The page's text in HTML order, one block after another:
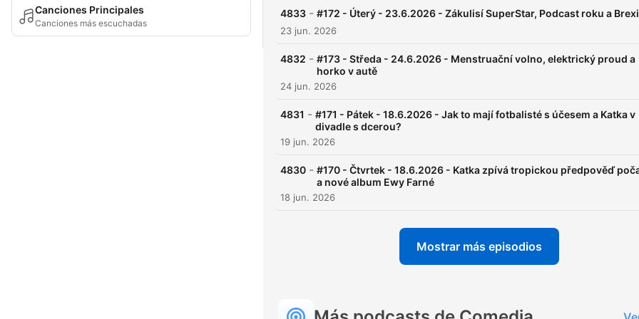
Canciones Principales
Canciones más escuchadas
4833 - #172 - Úterý - 23.6.2026 - Zákulisí SuperStar, Podcast roku a
23 jun. 2026
4832 - #173 - Středa - 24.6.2026 - Menstruační volno, elektrický proud a
horko v autě
24 jun. 2026
4831 - #171 - Pátek - 18.6.2026 - Jak to mají fotbalisté s účesem a Katka v
divadle s dcerou?
19 jun. 2026
4830 - #170 - Čtvrtek - 18.6.2026 - Katka zpívá tropickou předpověď
a nové album Ewy Farné
18 jun. 2026
Mostrar más episodios